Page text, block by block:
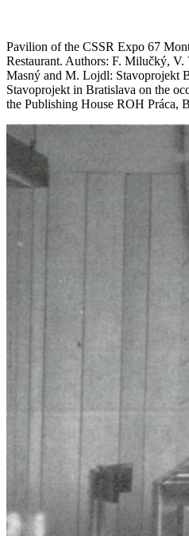
Pavilion of the CSSR Expo 67
Restaurant. Authors: F. Milučký,
Masný and M. Lojdl: Stavoprojekt
Stavoprojekt in Bratislava on the
the Publishing House ROH Práca,